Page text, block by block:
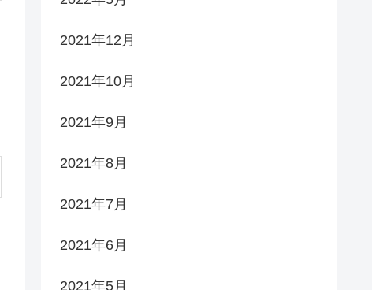
2021年12月
2021年10月
2021年9月
2021年8月
2021年7月
2021年6月
2021年5月